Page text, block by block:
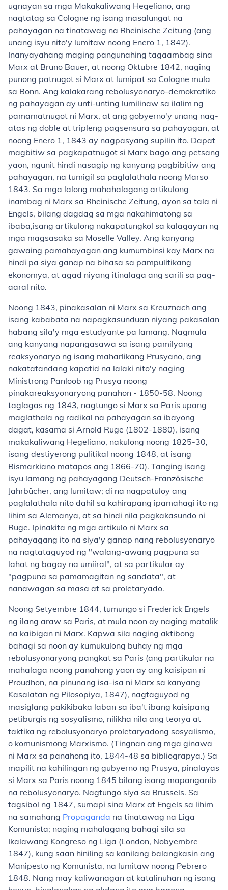
ugnayan sa mga Makakaliwang Hegeliano, ang
nagtatag sa Cologne ng isang masalungat na
pahayagan na tinatawag na Rheinische Zeitung (ang
unang isyu nito'y lumitaw noong Enero 1, 1842).
Inanyayahang maging pangunahing tagaambag sina
Marx at Bruno Bauer, at noong Oktubre 1842, naging
punong patnugot si Marx at lumipat sa Cologne mula
sa Bonn. Ang kalakarang rebolusyonaryo-demokratiko
ng pahayagan ay unti-unting lumilinaw sa ilalim ng
pamamatnugot ni Marx, at ang gobyerno'y unang nag-
atas ng doble at tripleng pagsensura sa pahayagan, at
noong Enero 1, 1843 ay nagpasyang supilin ito. Dapat
magbitiw sa pagkapatnugot si Marx bago ang petsang
yaon, ngunit hindi nasagip ng kanyang pagbibitiw ang
pahayagan, na tumigil sa paglalathala noong Marso
1843. Sa mga lalong mahahalagang artikulong
inambag ni Marx sa Rheinische Zeitung, ayon sa tala ni
Engels, bilang dagdag sa mga nakahimatong sa
ibaba,isang artikulong nakapatungkol sa kalagayan ng
mga magsasaka sa Moselle Valley. Ang kanyang
gawaing pamahayagan ang kumumbinsi kay Marx na
hindi pa siya ganap na bihasa sa pampulitikang
ekonomya, at agad niyang itinalaga ang sarili sa pag-
aaral nito.
Noong 1843, pinakasalan ni Marx sa Kreuznach ang
isang kababata na napagkasunduan niyang pakasalan
habang sila'y mga estudyante pa lamang. Nagmula
ang kanyang napangasawa sa isang pamilyang
reaksyonaryo ng isang maharlikang Prusyano, ang
nakatatandang kapatid na lalaki nito'y naging
Ministrong Panloob ng Prusya noong
pinakareaksyonaryong panahon - 1850-58. Noong
taglagas ng 1843, nagtungo si Marx sa Paris upang
maglathala ng radikal na pahayagan sa ibayong
dagat, kasama si Arnold Ruge (1802-1880), isang
makakaliwang Hegeliano, nakulong noong 1825-30,
isang destiyerong pulitikal noong 1848, at isang
Bismarkiano matapos ang 1866-70). Tanging isang
isyu lamang ng pahayagang Deutsch-Französische
Jahrbücher, ang lumitaw; di na nagpatuloy ang
paglalathala nito dahil sa kahirapang ipamahagi ito ng
lihim sa Alemanya, at sa hindi nila pagkakasundo ni
Ruge. Ipinakita ng mga artikulo ni Marx sa
pahayagang ito na siya'y ganap nang rebolusyonaryo
na nagtataguyod ng "walang-awang pagpuna sa
lahat ng bagay na umiiral", at sa partikular ay
"pagpuna sa pamamagitan ng sandata", at
nanawagan sa masa at sa proletaryado.
Noong Setyembre 1844, tumungo si Frederick Engels
ng ilang araw sa Paris, at mula noon ay naging matalik
na kaibigan ni Marx. Kapwa sila naging aktibong
bahagi sa noon ay kumukulong buhay ng mga
rebolusyonaryong pangkat sa Paris (ang partikular na
mahalaga noong panahong yaon ay ang kaisipan ni
Proudhon, na pinunang isa-isa ni Marx sa kanyang
Kasalatan ng Pilosopiya, 1847), nagtaguyod ng
masiglang pakikibaka laban sa iba't ibang kaisipang
petiburgis ng sosyalismo, nilikha nila ang teorya at
taktika ng rebolusyonaryo proletaryadong sosyalismo,
o komunismong Marxismo. (Tingnan ang mga ginawa
ni Marx sa panahong ito, 1844-48 sa bibliograpya.) Sa
mapilit na kahilingan ng gubyerno ng Prusya, pinalayas
si Marx sa Paris noong 1845 bilang isang mapanganib
na rebolusyonaryo. Nagtungo siya sa Brussels. Sa
tagsibol ng 1847, sumapi sina Marx at Engels sa lihim
na samahang Propaganda na tinatawag na Liga
Komunista; naging mahalagang bahagi sila sa
Ikalawang Kongreso ng Liga (London, Nobyembre
1847), kung saan hiniling sa kanilang balangkasin ang
Manipesto ng Komunista, na lumitaw noong Pebrero
1848. Nang may kaliwanagan at katalinuhan ng isang